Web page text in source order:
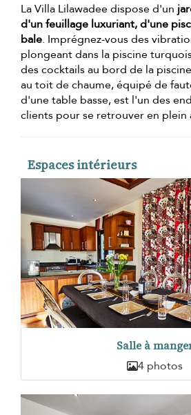
La Villa Lilawadee dispose d'un
d'un feuillage luxuriant, d'une
bale. Imprégnez-vous des
plongeant dans la piscine
des cocktails au bord de la
au toit de chaume, équipé de
d'une table basse, est l'un des
clients pour se retrouver en plein
Espaces intérieurs
Salle à
4 photos